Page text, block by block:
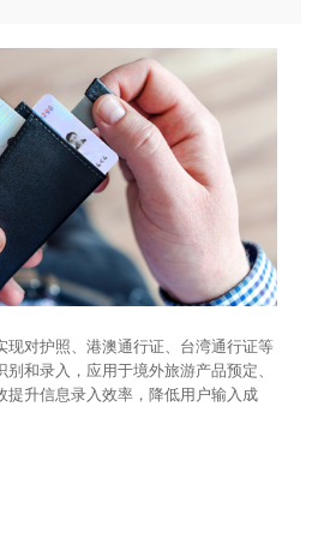
现对护照、港澳通行证、台湾通行证等
和录入，应用于境外旅游产品预定、
提升信息录入效率，降低用户输入成